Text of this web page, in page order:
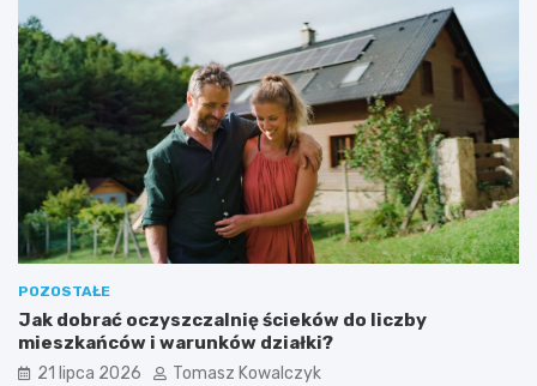
POZOSTAŁE
Jak dobrać oczyszczalnię ścieków do liczby
mieszkańców i warunków działki?
21 lipca 2026 Tomasz Kowalczyk